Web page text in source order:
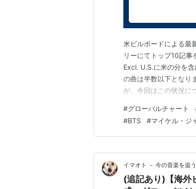
米ビルボードによる最
リーにてトップ10記
Excl. U.S.に米の分を
の曲は半数以下となり
が、今回はこの状況に
#グローバルチャート
#BTS #マイケル・ジ
イマオト － 今の音楽を追
(追記あり)【海外